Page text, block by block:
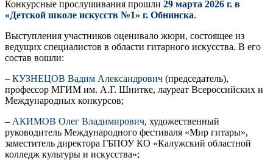
Конкурсные прослушивания прошли 29 марта 2026 г. в
«Детской школе искусств №1» г. Обнинска.
Выступления участников оценивало жюри, состоящее из
ведущих специалистов в области гитарного искусства. В его
состав вошли:
– КУЗНЕЦОВ Вадим Александрович (председатель),
профессор МГИМ им. А.Г. Шнитке, лауреат Всероссийских и
Международных конкурсов;
– АКИМОВ Олег Владимирович, художественный
руководитель Международного фестиваля «Мир гитары»,
заместитель директора ГБПОУ КО «Калужский областной
колледж культуры и искусства»;